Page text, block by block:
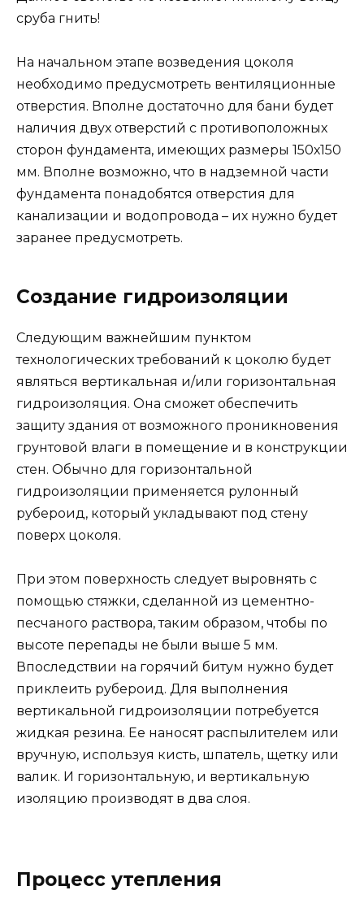
сруба гнить!
На начальном этапе возведения цоколя
необходимо предусмотреть вентиляционные
отверстия. Вполне достаточно для бани будет
наличия двух отверстий с противоположных
сторон фундамента, имеющих размеры 150х150
мм. Вполне возможно, что в надземной части
фундамента понадобятся отверстия для
канализации и водопровода – их нужно будет
заранее предусмотреть.
Создание гидроизоляции
Следующим важнейшим пунктом
технологических требований к цоколю будет
являться вертикальная и/или горизонтальная
гидроизоляция. Она сможет обеспечить
защиту здания от возможного проникновения
грунтовой влаги в помещение и в конструкции
стен. Обычно для горизонтальной
гидроизоляции применяется рулонный
рубероид, который укладывают под стену
поверх цоколя.
При этом поверхность следует выровнять с
помощью стяжки, сделанной из цементно-
песчаного раствора, таким образом, чтобы по
высоте перепады не были выше 5 мм.
Впоследствии на горячий битум нужно будет
приклеить рубероид. Для выполнения
вертикальной гидроизоляции потребуется
жидкая резина. Ее наносят распылителем или
вручную, используя кисть, шпатель, щетку или
валик. И горизонтальную, и вертикальную
изоляцию производят в два слоя.
Процесс утепления